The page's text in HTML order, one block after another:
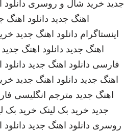
جدید خرید شال و روسری
اهنگ جدید دانلود اهنگ
اینستاگرام دانلود اهنگ جدید
اهنگ جدید دانلود اهنگ جدید
فارسی دانلود اهنگ جدید
اهنگ جدید دانلود اهنگ جدید
اهنگ جدید مترجم انگلیسی
جدید خرید بک لینک خرید بک
روسری دانلود اهنگ جدید